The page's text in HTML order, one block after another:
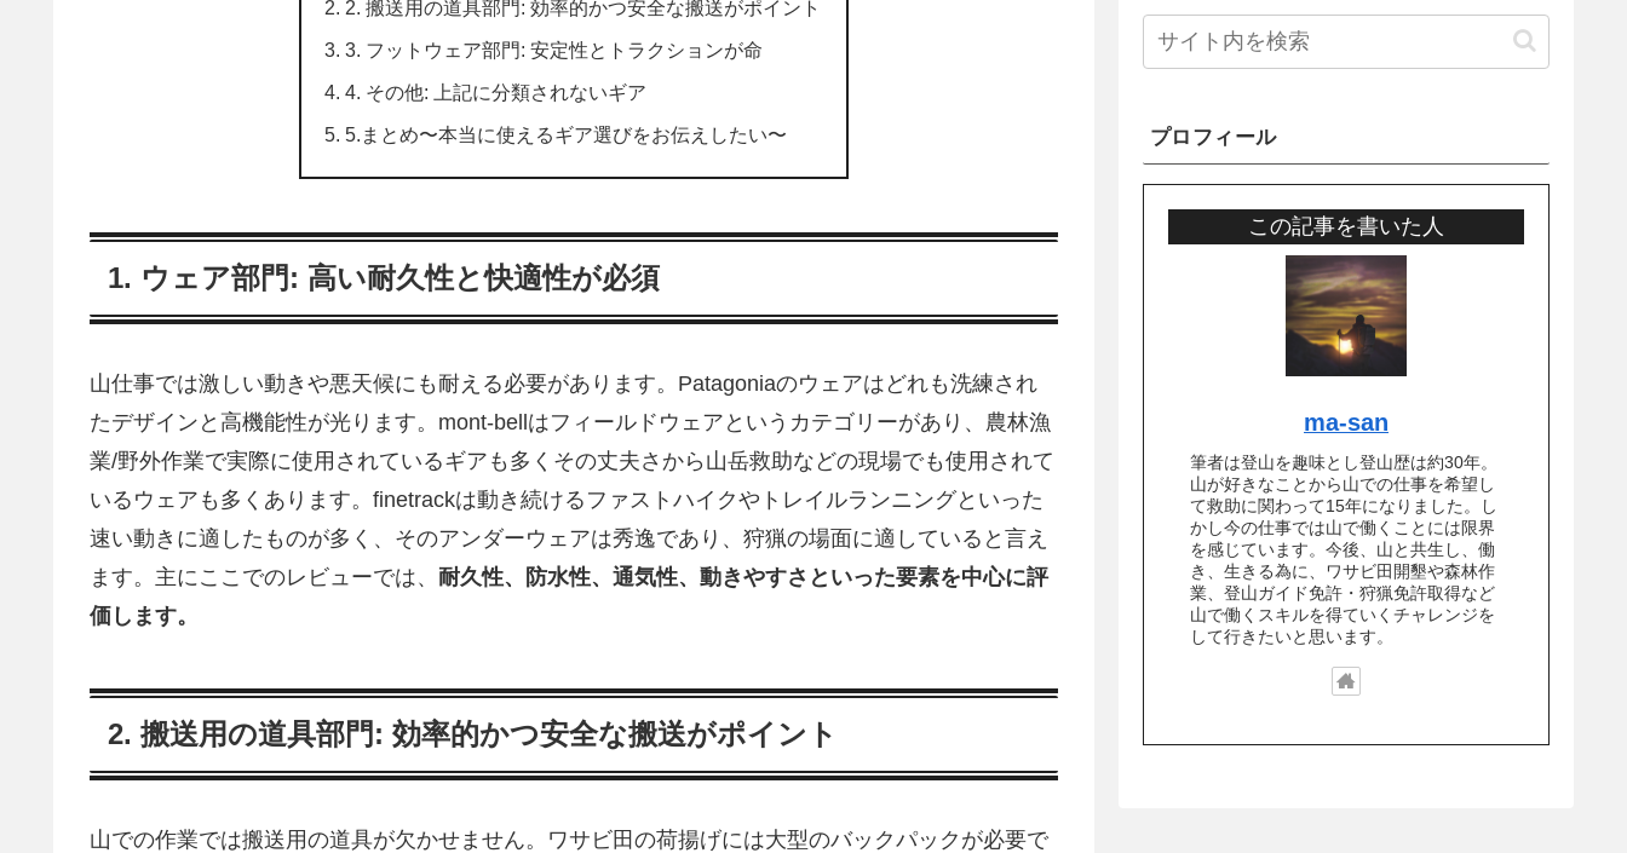
2. 搬送用の道具部門: 効率的かつ安全な搬送がポイント
3. フットウェア部門: 安定性とトラクションが命
4. その他: 上記に分類されないギア
5.まとめ〜本当に使えるギア選びをお伝えしたい〜
1. ウェア部門: 高い耐久性と快適性が必須
山仕事では激しい動きや悪天候にも耐える必要があります。Patagoniaのウェアはどれも洗練され
たデザインと高機能性が光ります。mont-bellはフィールドウェアというカテゴリーがあり、農林漁
業/野外作業で実際に使用されているギアも多くその丈夫さから山岳救助などの現場でも使用されて
いるウェアも多くあります。finetrackは動き続けるファストハイクやトレイルランニングといった
速い動きに適したものが多く、そのアンダーウェアは秀逸であり、狩猟の場面に適していると言え
ます。主にここでのレビューでは、 耐久性、防水性、通気性、動きやすさといった要素を中心に評
価します。
2. 搬送用の道具部門: 効率的かつ安全な搬送がポイント
山での作業では搬送用の道具が欠かせません。ワサビ田の荷揚げには大型のバックパックが必要で
プロフィール
この記事を書いた人
ma-san
筆者は登山を趣味とし登山歴は約30年。
山が好きなことから山での仕事を希望し
て救助に関わって15年になりました。し
かし今の仕事では山で働くことには限界
を感じています。今後、山と共生し、働
き、生きる為に、ワサビ田開墾や森林作
業、登山ガイド免許・狩猟免許取得など
山で働くスキルを得ていくチャレンジを
して行きたいと思います。